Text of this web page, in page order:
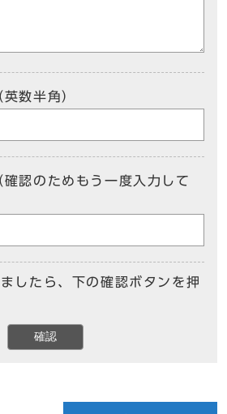
数半角）
確認のためもう一度入力して
したら、下の確認ボタンを押
確認